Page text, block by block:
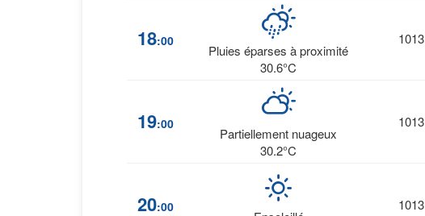
18:00
Pluies éparses à proximité
30.6°C
1013
19:00
Partiellement nuageux
30.2°C
1013
20:00 1013